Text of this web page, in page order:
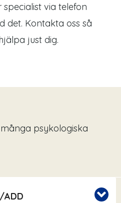
via telefon
det. Kontakta oss så
just dig.
psykologiska
ADD